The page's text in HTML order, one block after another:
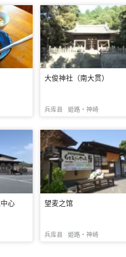
大俊神社（南大贯）
兵库县 姫路・神崎
心 望麦之馆
兵库县 姫路・神崎